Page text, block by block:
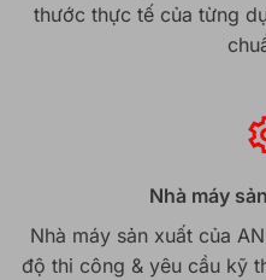
thước thực tế của từng
Nhà máy
Nhà máy sản xuất của
độ thi công & yêu cầu kỹ